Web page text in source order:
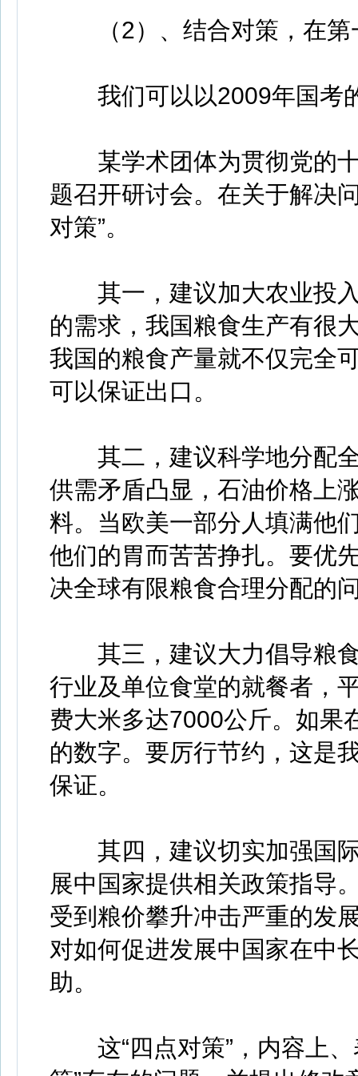
（2）、结合对策，在第
我们可以以2009年国考
某学术团体为贯彻党的十
题召开研讨会。在关于解决
对策”。
其一，建议加大农业投入
的需求，我国粮食生产有很
我国的粮食产量就不仅完全
可以保证出口。
其二，建议科学地分配全
供需矛盾凸显，石油价格上
料。当欧美一部分人填满他
他们的胃而苦苦挣扎。要优
决全球有限粮食合理分配的
其三，建议大力倡导粮食
行业及单位食堂的就餐者，
费大米多达7000公斤。如果
的数字。要厉行节约，这是
保证。
其四，建议切实加强国际
展中国家提供相关政策指导
受到粮价攀升冲击严重的发
对如何促进发展中国家在中
助。
这“四点对策”，内容上、